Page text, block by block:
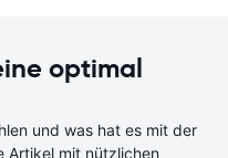
optimal
und was hat es mit der
Artikel mit nützlichen